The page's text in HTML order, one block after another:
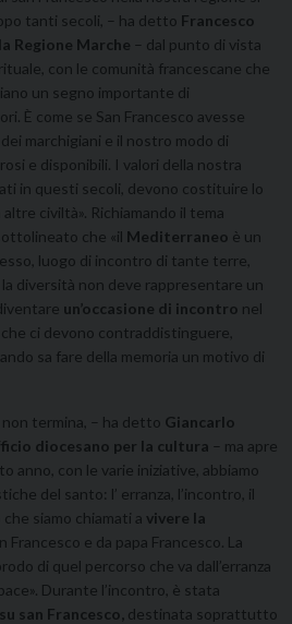
tanti secoli, – ha detto Francesco
Regione Marche – dal punto di vista
con le comunità francescane che
un segno importante di
È come se San Francesco avesse
marchigiani e il nostro modo di
e disponibili. I valori della nostra
in questi secoli, devono costituire lo
civiltà». Richiamando il tema
che «il Mediterraneo è un
luogo di incontro di tante terre,
diversità non deve rappresentare un
un’occasione di incontro nel
ci devono contraddistinguere,
sa fare della memoria un motivo di
termina, – ha detto Giancarlo
diocesano per la cultura – ma apre
anno, con le varie iniziative, abbiamo
del santo: l’ erranza, l’incontro, il
siamo chiamati a vivere la
Francesco e da papa Francesco. La
di quel percorso che va dall’erranza
Durante l’incontro, è stata
san Francesco, destinata soprattutto